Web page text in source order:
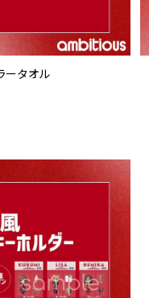
タオル